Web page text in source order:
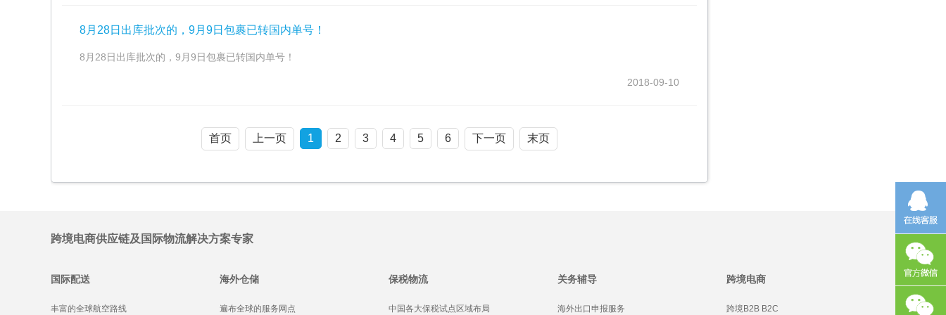
8月28日出库批次的，9月9日包裹已转国内单号！
8月28日出库批次的，9月9日包裹已转国内单号！
2018-09-10
首页 上一页 1 2 3 4 5 6 下一页 末页
跨境电商供应链及国际物流解决方案专家
国际配送
丰富的全球航空路线
海外仓储
遍布全球的服务网点
保税物流
中国各大保税试点区域布局
关务辅导
海外出口申报服务
跨境电商
跨境B2B B2C